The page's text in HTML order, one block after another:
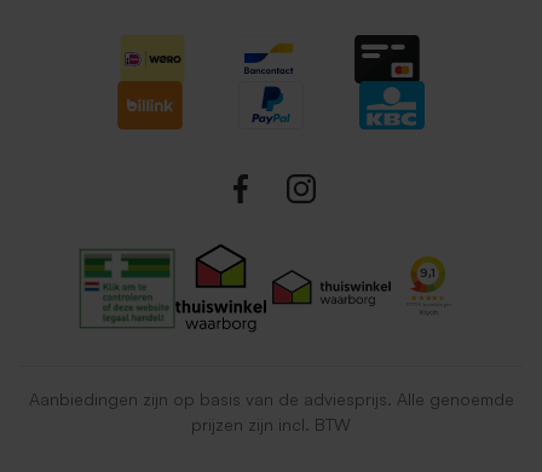
Aanbiedingen zijn op basis van de adviesprijs. Alle genoemde
prijzen zijn incl. BTW